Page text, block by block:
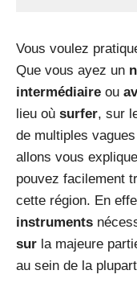
Vous voulez
Que vous ayez un
intermédiaire ou
lieu où surfer, sur
de multiples
allons vous
pouvez facilement
cette région. En
instruments
sur la majeure
au sein de la plupart